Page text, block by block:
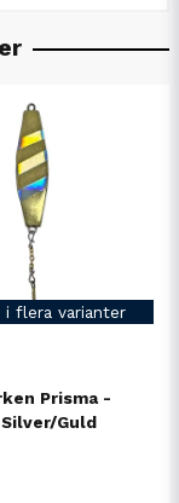
i flera varianter
Prisma -
Guld